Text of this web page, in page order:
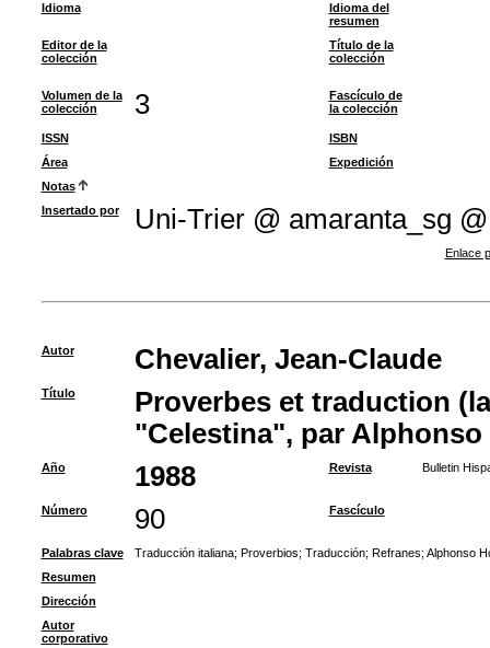
Idioma
Idioma del
resumen
Editor de la
colección
Título de la
colección
Volumen de la
colección
3
Fascículo de
la colección
ISSN
ISBN
Área
Expedición
Notas
Insertado por
Uni-Trier @ amaranta_sg @
Enlace
Autor Chevalier, Jean-Claude
Título
Proverbes et traduction
"Celestina", par Alphonso
Año 1988 Revista Bulletin
Número 90 Fascículo
Palabras clave Traducción italiana; Proverbios; Traducción; Refranes; Alphonso
Resumen
Dirección
Autor
corporativo